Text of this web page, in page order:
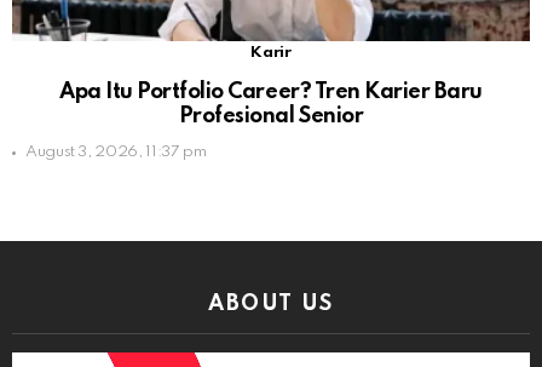
Karir
Apa Itu Portfolio Career? Tren Karier Baru
Profesional Senior
August 3, 2026, 11:37 pm
ABOUT US